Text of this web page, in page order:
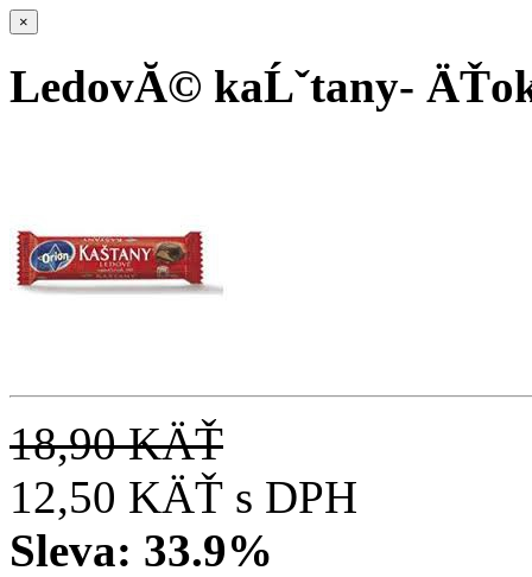
×
LedovĂ© kaĹˇtany-
18,90 KÄŤ
12,50 KÄŤ s DPH
Sleva: 33.9%